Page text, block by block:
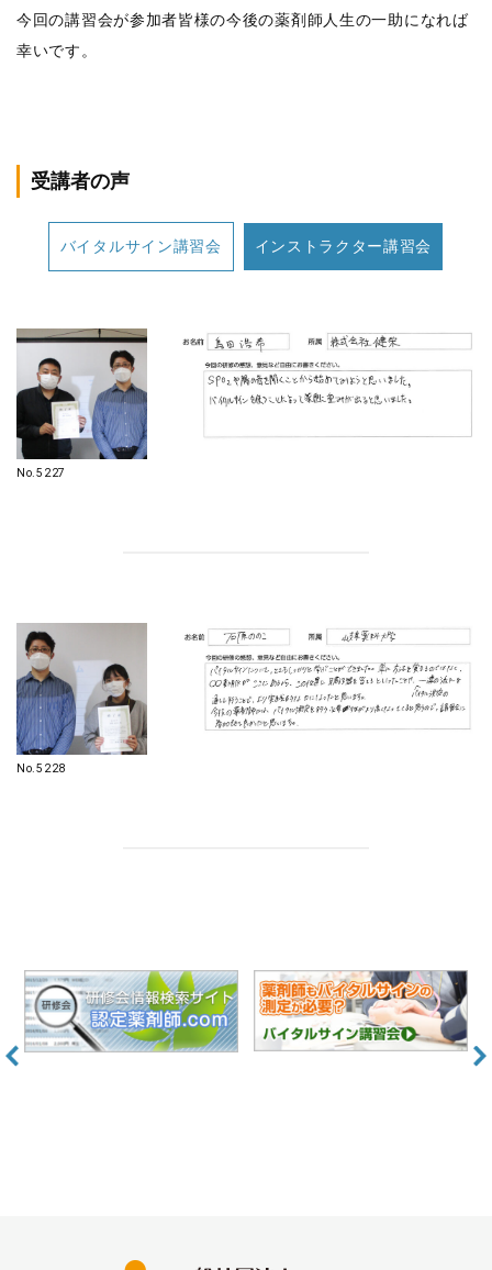
今回の講習会が参加者皆様の今後の薬剤師人生の一助になれば
幸いです。
受講者の声
バイタルサイン講習会 インストラクター講習会
No.5227
No.5228